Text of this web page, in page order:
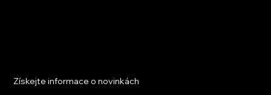
Získejte informace o novinkách